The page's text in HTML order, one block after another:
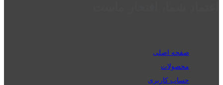
صفحه اصلی
محصولات
حساب کاربری